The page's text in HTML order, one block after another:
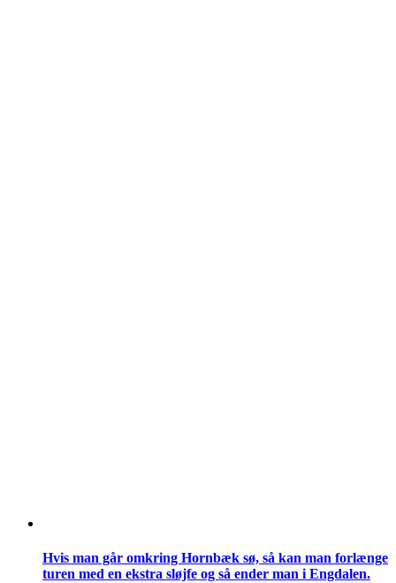
Hvis man går omkring Hornbæk sø, så kan man forlænge
turen med en ekstra sløjfe og så ender man i Engdalen.